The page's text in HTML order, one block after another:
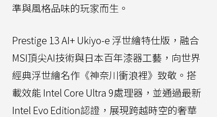
準與風格品味的玩家而生。
Prestige 13 AI+ Ukiyo-e 浮世繪特仕版，融合
MSI頂尖AI技術與日本百年漆器工藝，向世界
經典浮世繪名作《神奈川衝浪裡》致敬。搭
載效能 Intel Core Ultra 9處理器，並通過最新
Intel Evo Edition認證，展現跨越時空的奢華